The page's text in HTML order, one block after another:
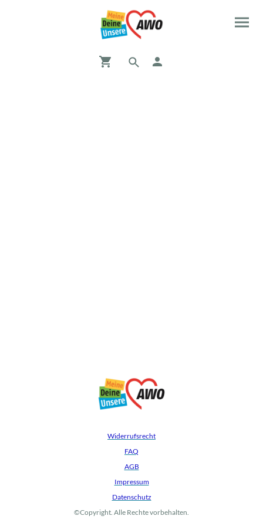
Widerrufsrecht
FAQ
AGB
Impressum
Datenschutz
©Copyright. Alle Rechte vorbehalten.